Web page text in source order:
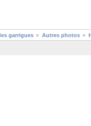
garrigues Autres photos